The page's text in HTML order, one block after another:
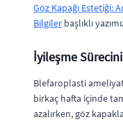
Göz Kapağı Estetiği:
Bilgiler başlıklı
İyileşme
Blefaroplasti
birkaç hafta içinde
azalırken, göz